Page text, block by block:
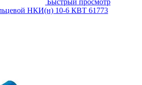
НКИ(н) 10-6 КВТ 61773